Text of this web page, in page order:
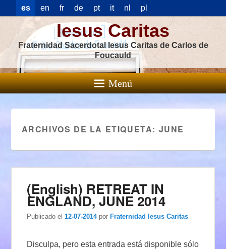
es en fr de pt it nl pl
Iesus Caritas
Fraternidad Sacerdotal Iesus Caritas de Carlos de
Foucauld
Menú
ARCHIVOS DE LA ETIQUETA: JUNE
(English) RETREAT IN
ENGLAND, JUNE 2014
Publicado el 12-07-2014 por Fraternidad Iesus Caritas
Disculpa, pero esta entrada está disponible sólo